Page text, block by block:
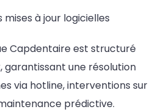
à jour logicielles
Capdentaire est structuré
garantissant une résolution
via hotline, interventions sur
prédictive.